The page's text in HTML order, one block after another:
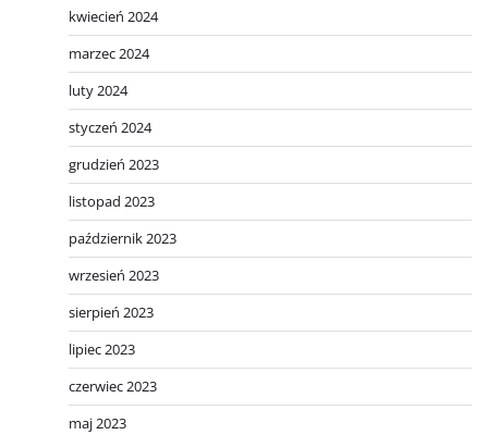
kwiecień 2024
marzec 2024
luty 2024
styczeń 2024
grudzień 2023
listopad 2023
październik 2023
wrzesień 2023
sierpień 2023
lipiec 2023
czerwiec 2023
maj 2023